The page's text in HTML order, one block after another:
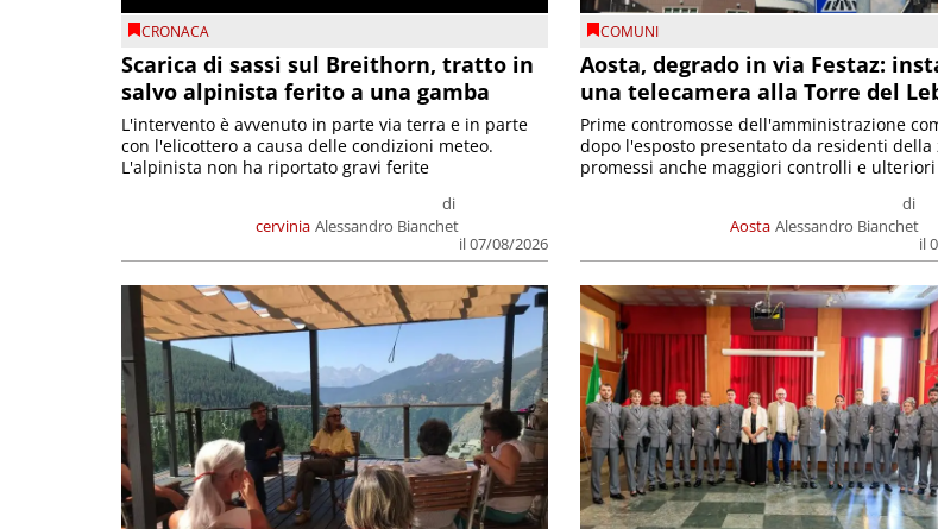
CRONACA
Scarica di sassi sul Breithorn, tratto in
salvo alpinista ferito a una gamba
cervinia
di
Alessandro Bianchet
il 07/08/2026
L'intervento è avvenuto in parte via terra e in parte
con l'elicottero a causa delle condizioni meteo.
L'alpinista non ha riportato gravi ferite
COMUNI
Aosta, degrado in via Festaz:
una telecamera alla Torre del
Aosta
di
Alessandro Bianchet
il
Prime contromosse dell'amministrazione
dopo l'esposto presentato da residenti della
promessi anche maggiori controlli e